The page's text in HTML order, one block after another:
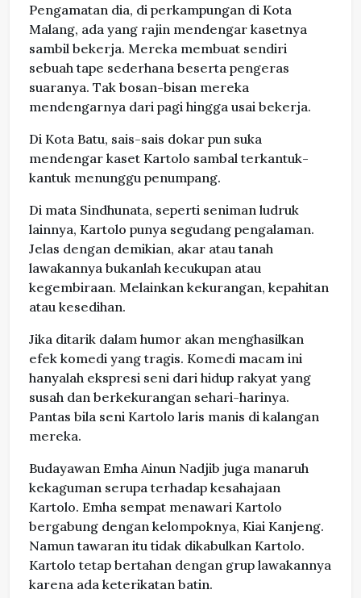
Pengamatan dia, di perkampungan di Kota
Malang, ada yang rajin mendengar kasetnya
sambil bekerja. Mereka membuat sendiri
sebuah tape sederhana beserta pengeras
suaranya. Tak bosan-bisan mereka
mendengarnya dari pagi hingga usai bekerja.
Di Kota Batu, sais-sais dokar pun suka
mendengar kaset Kartolo sambal terkantuk-
kantuk menunggu penumpang.
Di mata Sindhunata, seperti seniman ludruk
lainnya, Kartolo punya segudang pengalaman.
Jelas dengan demikian, akar atau tanah
lawakannya bukanlah kecukupan atau
kegembiraan. Melainkan kekurangan, kepahitan
atau kesedihan.
Jika ditarik dalam humor akan menghasilkan
efek komedi yang tragis. Komedi macam ini
hanyalah ekspresi seni dari hidup rakyat yang
susah dan berkekurangan sehari-harinya.
Pantas bila seni Kartolo laris manis di kalangan
mereka.
Budayawan Emha Ainun Nadjib juga manaruh
kekaguman serupa terhadap kesahajaan
Kartolo. Emha sempat menawari Kartolo
bergabung dengan kelompoknya, Kiai Kanjeng.
Namun tawaran itu tidak dikabulkan Kartolo.
Kartolo tetap bertahan dengan grup lawakannya
karena ada keterikatan batin.